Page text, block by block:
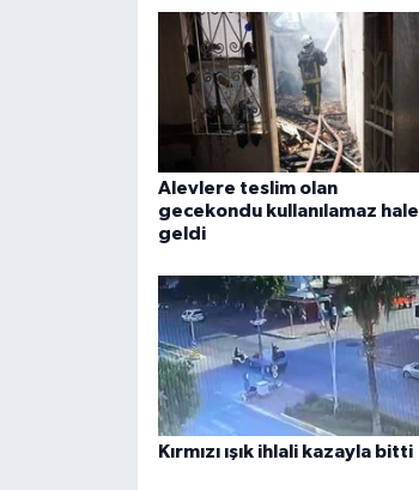
Alevlere teslim olan
gecekondu kullanılamaz hale
geldi
Kırmızı ışık ihlali kazayla bitti